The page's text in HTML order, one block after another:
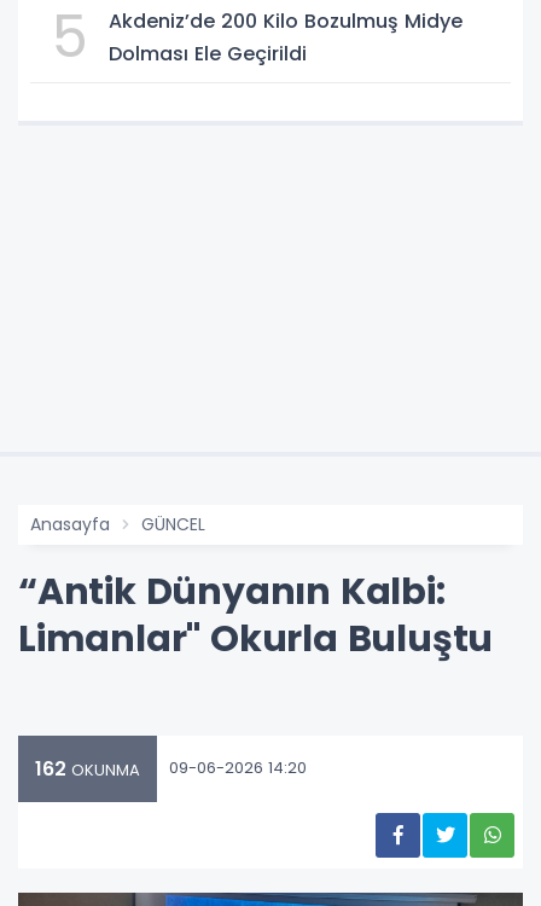
5
Akdeniz’de 200 Kilo Bozulmuş Midye
Dolması Ele Geçirildi
Anasayfa GÜNCEL
“Antik Dünyanın Kalbi:
Limanlar" Okurla Buluştu
162 OKUNMA 09-06-2026 14:20